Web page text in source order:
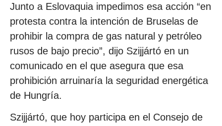
Junto a Eslovaquia impedimos esa acción “en
protesta contra la intención de Bruselas de
prohibir la compra de gas natural y petróleo
rusos de bajo precio”, dijo Szijjártó en un
comunicado en el que asegura que esa
prohibición arruinaría la seguridad energética
de Hungría.
Szijjártó, que hoy participa en el Consejo de